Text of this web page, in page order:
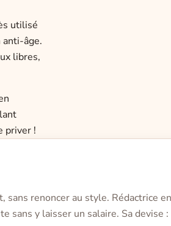
utilisé
âge.
libres,
priver !
renoncer au style. Rédactrice
sans y laisser un salaire. Sa devise